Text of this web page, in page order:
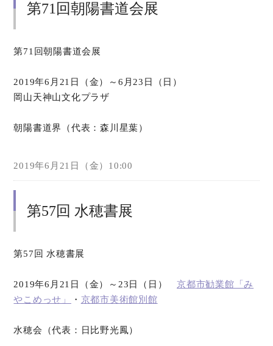
第71回朝陽書道会展
第71回朝陽書道会展
2019年6月21日（金）～6月23日（日）
岡山天神山文化プラザ
朝陽書道界（代表：森川星葉）
2019年6月21日（金）10:00
第57回 水穂書展
第57回 水穂書展
2019年6月21日（金）～23日（日）京都市勧業館「み
やこめっせ」
・ 京都市美術館別館
水穂会（代表：日比野光鳳）